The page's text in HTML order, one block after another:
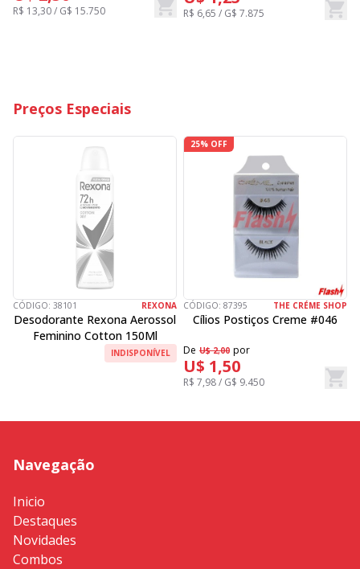
R$ 13,30 / G$ 15.750 R$ 6,65 / G$ 7.875
Preços Especiais
CÓDIGO: 38101 REXONA
Desodorante Rexona Aerossol
Feminino Cotton 150Ml
INDISPONÍVEL
25% OFF
CÓDIGO: 87395 THE CRÉME SHOP
Cílios Postiços Creme #046
De U$ 2,00 por
U$ 1,50
R$ 7,98 / G$ 9.450
Navegação
Inicio
Destaques
Novidades
Combos